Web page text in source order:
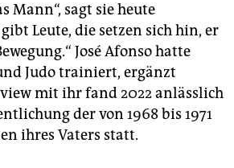
Mann“, sagt sie heute
Leute, die setzen sich hin, er
José Afonso hatte
Judo trainiert, ergänzt
mit ihr fand 2022 anlässlich
der von 1968 bis 1971
ihres Vaters statt.